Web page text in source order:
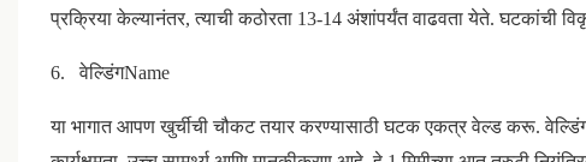
प्रक्रिया केल्यानंतर, त्याची कठोरता 13-14 अंशांपर्यंत वाढवता येते. घटकांची
6. वेल्डिंगName
या भागात आपण खुर्चीची चौकट तयार करण्यासाठी घटक एकत्र वेल्ड करू.